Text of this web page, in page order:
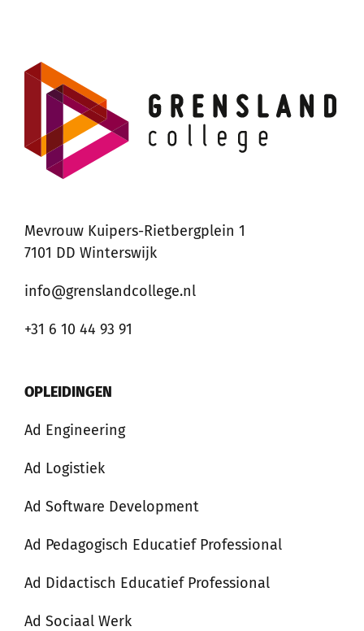
Mevrouw Kuipers-Rietbergplein 1
7101 DD Winterswijk
info@grenslandcollege.nl
+31 6 10 44 93 91
OPLEIDINGEN
Ad Engineering
Ad Logistiek
Ad Software Development
Ad Pedagogisch Educatief Professional
Ad Didactisch Educatief Professional
Ad Sociaal Werk